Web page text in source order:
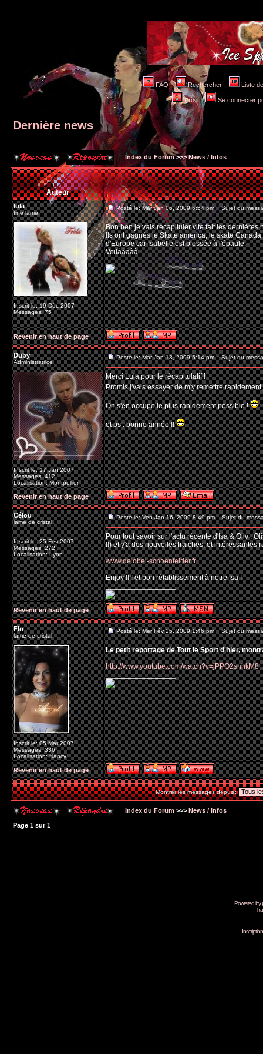
FAQ Rechercher Liste
Profil Se connecter
Dernière news
Index du Forum>>>News / Infos
Auteur
lula
fine lame
Inscrit le: 19 Déc 2007
Messages: 75
Posté le: Mar Jan 06, 2009 6:54 pm Sujet du
Bon ben je vais récapituler vite fait les dernières
Ils ont gagnés le Skate america, le skate
d'Europe car Isabelle est blessée à l'épaule.
Voilààààà.
_________________
Revenir en haut de page
Duby
Administratrice
Inscrit le: 17 Jan 2007
Messages: 412
Localisation: Montpellier
Posté le: Mar Jan 13, 2009 5:14 pm Sujet du
Merci Lula pour le récapitulatif !
Promis j'vais essayer de m'y remettre
On s'en occupe le plus rapidement possible !
et ps : bonne année !!
Revenir en haut de page
Célou
lame de cristal
Inscrit le: 25 Fév 2007
Messages: 272
Localisation: Lyon
Posté le: Ven Jan 16, 2009 8:49 pm Sujet du
Pour tout savoir sur l'actu récente d'Isa & Oliv :
!!) et y'a des nouvelles fraiches, et intéressantes
www.delobel-schoenfelder.fr
Enjoy !!!! et bon rétablissement à notre Isa !
_________________
Revenir en haut de page
Flo
lame de cristal
Inscrit le: 05 Mar 2007
Messages: 336
Localisation: Nancy
Posté le: Mer Fév 25, 2009 1:46 pm Sujet du
Le petit reportage de Tout le Sport d'hier,
http://www.youtube.com/watch?v=jPPO2snhkM8
_________________
Revenir en haut de page
Montrer les messages depuis:
Index du Forum >>> News / Infos
Page 1 sur1
Powered by